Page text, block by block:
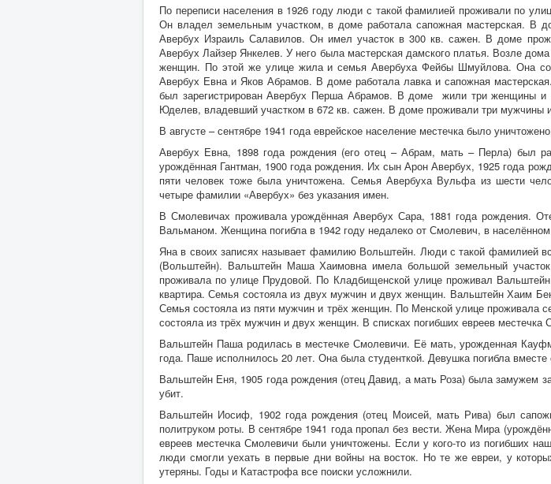
По переписи населения в 1926 году люди с такой фамилией проживали по
Он владел земельным участком, в доме работала сапожная мастерская.
Авербух Израиль Салавилов. Он имел участок в 300 кв. сажен. В доме
Авербух Лайзер Янкелев. У него была мастерская дамского платья. Возле
женщин. По этой же улице жила и семья Авербуха Фейбы Шмуйлова. Она
Авербух Евна и Яков Абрамов. В доме работала лавка и сапожная
был зарегистрирован Авербух Перша Абрамов. В доме жили три женщины
Юделев, владевший участком в 672 кв. сажен. В доме проживали три мужчины
В августе – сентябре 1941 года еврейское население местечка было
Авербух Евна, 1898 года рождения (его отец – Абрам, мать – Перла) был
урождённая Гантман, 1900 года рождения. Их сын Арон Авербух, 1925 года
пяти человек тоже была уничтожена. Семья Авербуха Вульфа из шести
четыре фамилии «Авербух» без указания имен.
В Смолевичах проживала урождённая Авербух Сара, 1881 года рождения.
Вальманом. Женщина погибла в 1942 году недалеко от Смолевич, в
Яна в своих записях называет фамилию Вольштейн. Люди с такой фамилией
(Вольштейн). Вальштейн Маша Хаимовна имела большой земельный
проживала по улице Прудовой. По Кладбищенской улице проживал
квартира. Семья состояла из двух мужчин и двух женщин. Вальштейн Хаим
Семья состояла из пяти мужчин и трёх женщин. По Менской улице
состояла из трёх мужчин и двух женщин. В списках погибших евреев
Вальштейн Паша родилась в местечке Смолевичи. Её мать, урожденная
года. Паше исполнилось 20 лет. Она была студенткой. Девушка погибла вместе
Вальштейн Еня, 1905 года рождения (отец Давид, а мать Роза) была замужем
убит.
Вальштейн Иосиф, 1902 года рождения (отец Моисей, мать Рива) был
политруком роты. В сентябре 1941 года пропал без вести. Жена Мира
евреев местечка Смолевичи были уничтожены. Если у кого-то из погибших
люди смогли уехать в первые дни войны на восток. Но те же евреи, у
утеряны. Годы и Катастрофа все поиски усложнили.